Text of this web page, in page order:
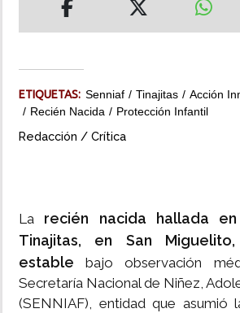
IMPRESO
ETIQUETAS: Senniaf Tinajitas
Acción
Recién Nacida
Protección Infantil
Redacción / Crítica
La recién nacida hallada
Tinajitas, en San
estable bajo observación
Secretaría Nacional de Niñez,
(SENNIAF), entidad que asumió